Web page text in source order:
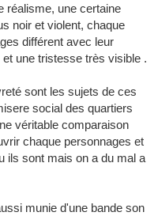
réalisme, une certaine
noir et violent, chaque
différent avec leur
une tristesse très visible .
sont les sujets de ces
social des quartiers
véritable comparaison
chaque personnages et
ils sont mais on a du mal a
munie d'une bande son